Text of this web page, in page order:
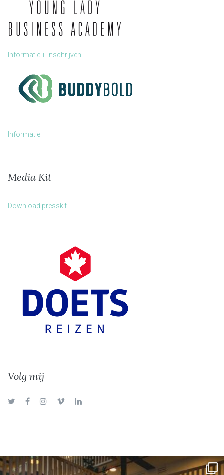
Informatie + inschrijven
Informatie
Media Kit
Download presskit
Volg mij
TwitterFacebookInstagram
VimeoLinkedIn